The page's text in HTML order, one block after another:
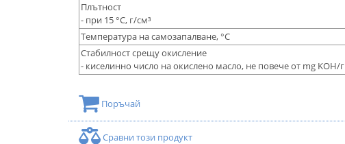
Плътност
- при 15 °С, г/см³
Температура на самозапалване, °С
Стабилност срещу окисление
- киселинно число на окислено масло, не повече от mg KOH/г
Поръчай
Сравни този продукт